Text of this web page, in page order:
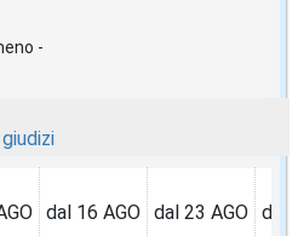
-
giudizi
dal 16 AGO dal 23 AGO dal